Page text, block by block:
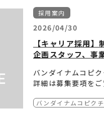
採用案内
2026/04/30
【キャリア採用
企画スタッフ、事
バンダイナムコピ
詳細は募集要項を
■制作進行（東京
バンダイナムコピク